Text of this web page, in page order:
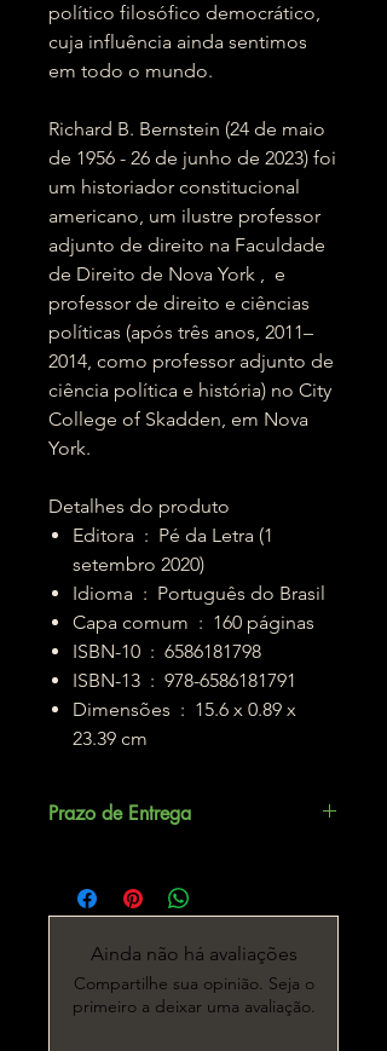
político filosófico democrático,
cuja influência ainda sentimos
em todo o mundo.
Richard B. Bernstein (24 de maio
de 1956 - 26 de junho de 2023) foi
um historiador constitucional
americano, um ilustre professor
adjunto de direito na Faculdade
de Direito de Nova York , e
professor de direito e ciências
políticas (após três anos, 2011–
2014, como professor adjunto de
ciência política e história) no City
College of Skadden, em Nova
York.
Detalhes do produto
Editora ‏ : ‎ Pé da Letra (1
setembro 2020)
Idioma ‏ : ‎ Português do Brasil
Capa comum ‏ : ‎ 160 páginas
ISBN-10 ‏ : ‎ 6586181798
ISBN-13 ‏ : ‎ 978-6586181791
Dimensões ‏ : ‎ 15.6 x 0.89 x
23.39 cm
Prazo de Entrega
Ainda não há avaliações
Compartilhe sua opinião. Seja o
primeiro a deixar uma avaliação.